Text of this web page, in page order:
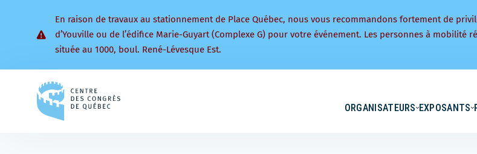
En raison de travaux au stationnement de Place Québec, nous vous recommandons fortement de
d’Youville ou de l’édifice Marie-Guyart (Complexe G) pour votre événement. Les personnes à mobilité
située au 1000, boul. René-Lévesque Est.
ORGANISATEURS EXPOSANTS